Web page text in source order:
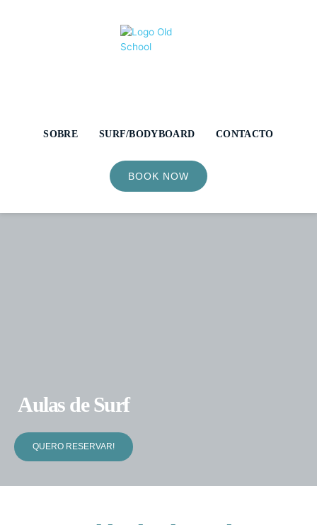
SOBRE SURF/BODYBOARD CONTACTO
BOOK NOW
Aulas de Surf
QUERO RESERVAR!